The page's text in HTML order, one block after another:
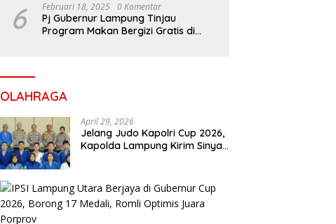
6 Februari 18, 2025 0 Komentar
Pj Gubernur Lampung Tinjau
Program Makan Bergizi Gratis di
OLAHRAGA
April 29, 2026
Jelang Judo Kapolri Cup 2026,
Kapolda Lampung Kirim Sinyal